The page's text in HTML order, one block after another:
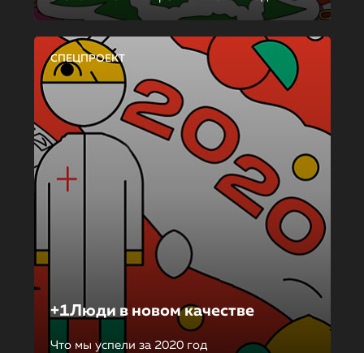
СПЕЦПРОЕКТ
+1Люди в новом качестве
Что мы успели за 2020 год